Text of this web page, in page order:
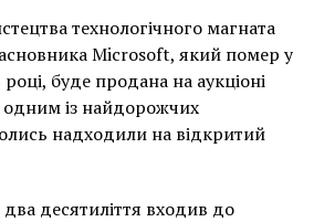
технологічного магната
Microsoft, який помер у
році, буде продана на аукціоні
одним із найдорожчих
надходили на відкритий
десятиліття входив до